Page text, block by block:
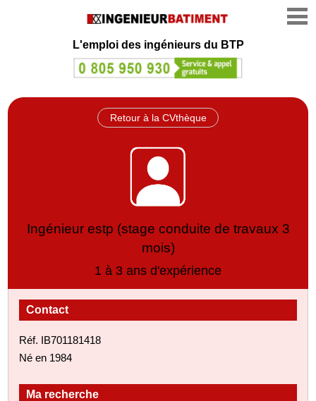
L'emploi des ingénieurs du BTP
Retour à la CVthèque
Ingénieur estp (stage conduite de travaux 3
mois)
1 à 3 ans d'expérience
Contact
Réf. IB701181418
Né en 1984
Ma recherche